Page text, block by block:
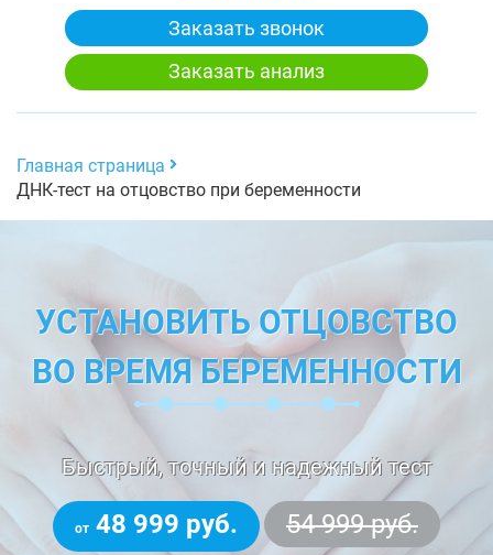
Заказать звонок
Заказать анализ
Главная страница
ДНК-тест на отцовство при беременности
УСТАНОВИТЬ ОТЦОВСТВО
ВО ВРЕМЯ БЕРЕМЕННОСТИ
Быстрый, точный и надежный тест
от 48 999 руб. 54 999 руб.